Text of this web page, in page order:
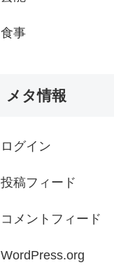
食事
メタ情報
ログイン
投稿フィード
コメントフィード
WordPress.org